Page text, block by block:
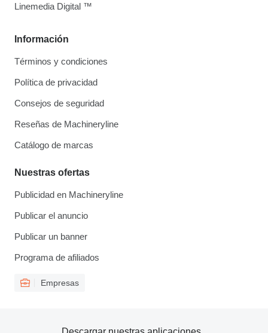
Información
Términos y condiciones
Política de privacidad
Consejos de seguridad
Reseñas de Machineryline
Catálogo de marcas
Nuestras ofertas
Publicidad en Machineryline
Publicar el anuncio
Publicar un banner
Programa de afiliados
Empresas
Linemedia Digital ™